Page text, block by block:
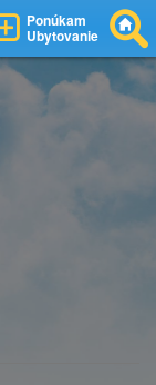
Ponúkam
Ubytovanie